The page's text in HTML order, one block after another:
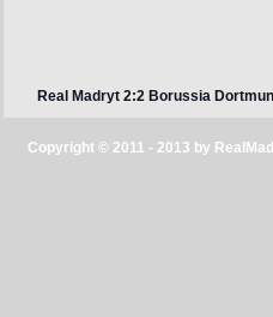
Real Madryt 2:2 Borussia
Copyright © 2011 - 2013 by